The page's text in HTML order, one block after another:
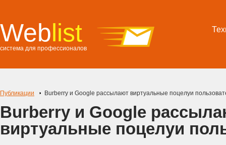
Weblist
система для профессионалов
Публикации Burberry и Google рассылают виртуальные поцелуи
Burberry и Google
виртуальные поцелуи